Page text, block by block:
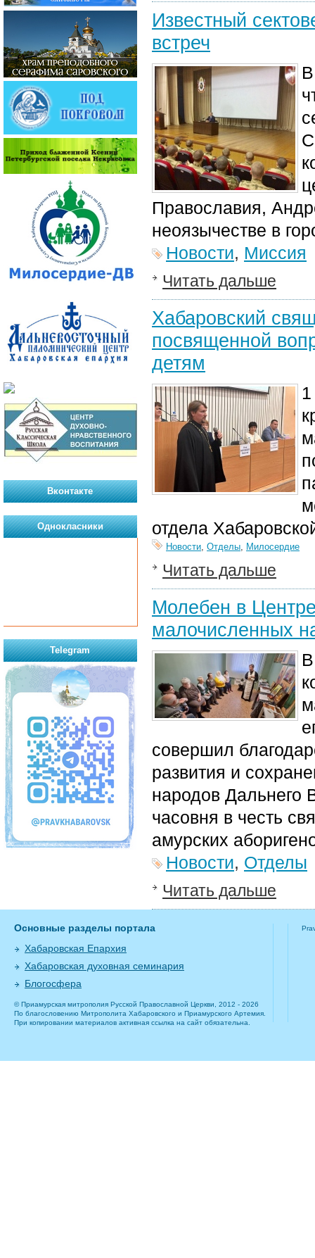
Известный
встреч
Православия,
неоязычестве в
Новости, Миссия
Читать дальше
Хабаровский
посвященной
детям
отдела
Новости, Отделы, Милосердие
Читать дальше
Молебен в
малочисленных
совершил
развития и
народов Дальнего
часовня в честь
амурских
Новости, Отделы
Читать дальше
Вконтакте
Однокласники
Telegram
Основные разделы портала
Хабаровская Епархия
Хабаровская духовная семинария
Блогосфера
© Приамурская митрополия Русской Православной Церкви, 2012 - 2026
По благословению Митрополита Хабаровского и Приамурского Артемия.
При копировании материалов активная ссылка на сайт обязательна.